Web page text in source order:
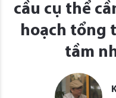
cầu cụ thể
hoạch tổng
tầm